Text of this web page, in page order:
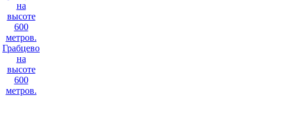
Грабцево
на
высоте
600
метров.